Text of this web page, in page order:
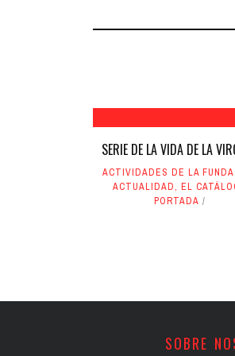
en en
SERIE DE LA VIDA DE LA
ACTIVIDADES DE LA
ACTUALIDAD, EL
PORTADA
SOBRE